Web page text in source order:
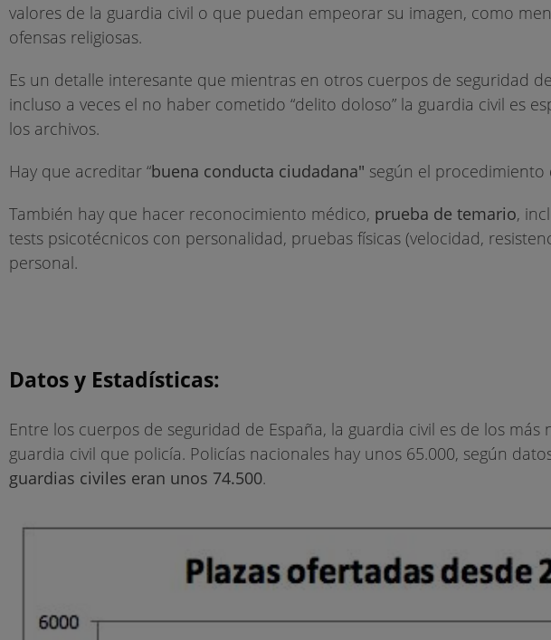
valores de la guardia civil o que puedan empeorar su imagen, como
ofensas religiosas.
Es un detalle interesante que mientras en otros cuerpos de seguridad
incluso a veces el no haber cometido “delito doloso” la guardia civil es
los archivos.
Hay que acreditar “buena conducta ciudadana" según el procedimiento
También hay que hacer reconocimiento médico, prueba de temario,
tests psicotécnicos con personalidad, pruebas físicas (velocidad,
personal.
Datos y Estadísticas:
Entre los cuerpos de seguridad de España, la guardia civil es de los
guardia civil que policía. Policías nacionales hay unos 65.000, según
guardias civiles eran unos 74.500.